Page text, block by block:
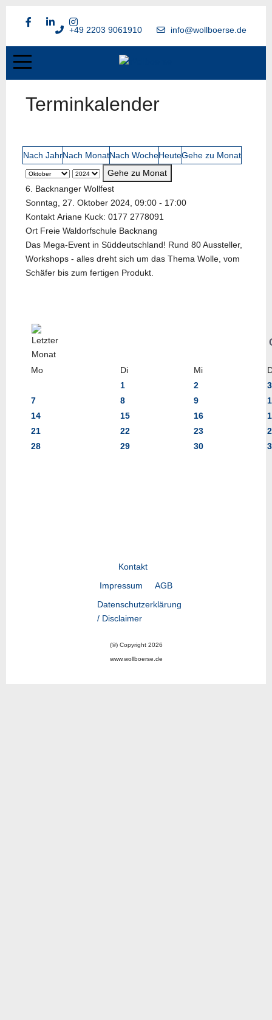
+49 2203 9061910 info@wollboerse.de
Terminkalender
Nach JahrNach MonatNach WocheHeuteGehe zu Monat
Gehe zu Monat
6. Backnanger Wollfest
Sonntag, 27. Oktober 2024, 09:00 - 17:00
Kontakt Ariane Kuck: 0177 2778091
Ort Freie Waldorfschule Backnang
Das Mega-Event in Süddeutschland! Rund 80 Aussteller,
Workshops - alles dreht sich um das Thema Wolle, vom
Schäfer bis zum fertigen Produkt.
Mo Di Mi
1
2
3
7
8 9
14
15 16
21
22 23
28
29 30
Kontakt
Impressum
AGB
Datenschutzerklärung
/ Disclaimer
(©) Copyright 2026
www.wollboerse.de